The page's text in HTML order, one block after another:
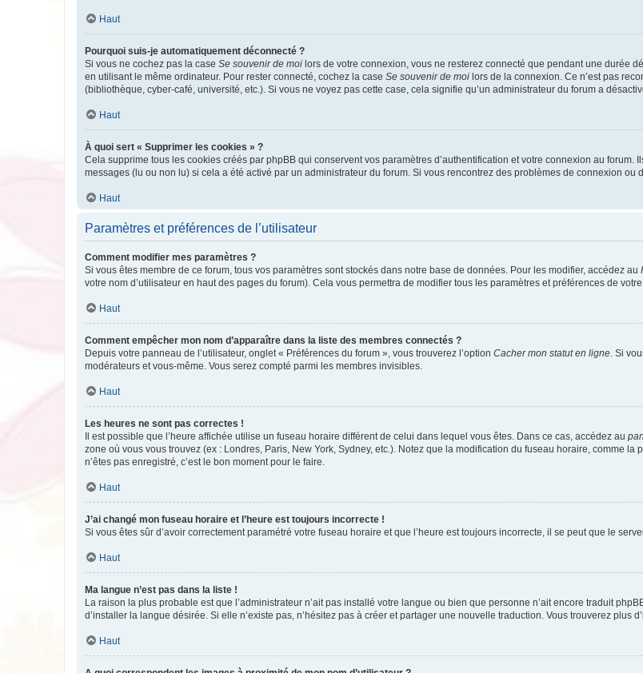
Haut
Pourquoi suis-je automatiquement déconnecté ?
Si vous ne cochez pas la case Se souvenir de moi lors de votre connexion, vous ne resterez connecté que pendant une durée
en utilisant le même ordinateur. Pour rester connecté, cochez la case Se souvenir de moi lors de la connexion. Ce n’est pas
(bibliothèque, cyber-café, université, etc.). Si vous ne voyez pas cette case, cela signifie qu’un administrateur du forum a
Haut
À quoi sert « Supprimer les cookies » ?
Cela supprime tous les cookies créés par phpBB qui conservent vos paramètres d’authentification et votre connexion au
messages (lu ou non lu) si cela a été activé par un administrateur du forum. Si vous rencontrez des problèmes de connexion
Haut
Paramètres et préférences de l’utilisateur
Comment modifier mes paramètres ?
Si vous êtes membre de ce forum, tous vos paramètres sont stockés dans notre base de données. Pour les modifier, accédez au
votre nom d’utilisateur en haut des pages du forum). Cela vous permettra de modifier tous les paramètres et préférences de votre
Haut
Comment empêcher mon nom d’apparaître dans la liste des membres connectés ?
Depuis votre panneau de l’utilisateur, onglet « Préférences du forum », vous trouverez l’option Cacher mon statut en ligne . Si
modérateurs et vous-même. Vous serez compté parmi les membres invisibles.
Haut
Les heures ne sont pas correctes !
Il est possible que l’heure affichée utilise un fuseau horaire différent de celui dans lequel vous êtes. Dans ce cas, accédez au
zone où vous vous trouvez (ex : Londres, Paris, New York, Sydney, etc.). Notez que la modification du fuseau horaire, comme la
n’êtes pas enregistré, c’est le bon moment pour le faire.
Haut
J’ai changé mon fuseau horaire et l’heure est toujours incorrecte !
Si vous êtes sûr d’avoir correctement paramétré votre fuseau horaire et que l’heure est toujours incorrecte, il se peut que le
Haut
Ma langue n’est pas dans la liste !
La raison la plus probable est que l’administrateur n’ait pas installé votre langue ou bien que personne n’ait encore traduit
d’installer la langue désirée. Si elle n’existe pas, n’hésitez pas à créer et partager une nouvelle traduction. Vous trouverez plus
Haut